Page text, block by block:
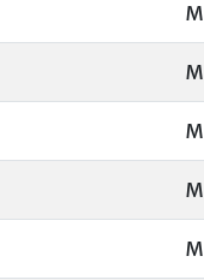
M
M
M
M
M